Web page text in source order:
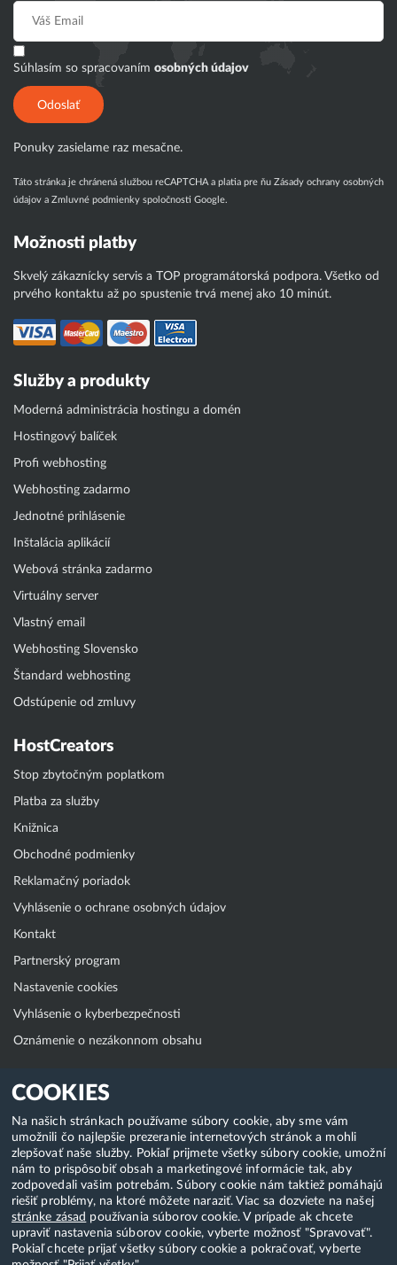
COOKIES
Na našich stránkach používame súbory cookie, aby sme vám
umožnili čo najlepšie prezeranie internetových stránok a mohli
zlepšovať naše služby. Pokiaľ prijmete všetky súbory cookie, umožní
nám to prispôsobiť obsah a marketingové informácie tak, aby
zodpovedali vašim potrebám. Súbory cookie nám taktiež pomáhajú
riešiť problémy, na ktoré môžete naraziť. Viac sa dozviete na našej
stránke zásad používania súborov cookie. V prípade ak chcete
upraviť nastavenia súborov cookie, vyberte možnosť "Spravovať".
Pokiaľ chcete prijať všetky súbory cookie a pokračovať, vyberte
Súhlasím so spracovaním osobných údajov
Odoslať
Ponuky zasielame raz mesačne.
Táto stránka je chránená službou reCAPTCHA a platia pre ňu Zásady ochrany osobných
údajov a Zmluvné podmienky spoločnosti Google.
Možnosti platby
Skvelý zákaznícky servis a TOP programátorská podpora. Všetko od
prvého kontaktu až po spustenie trvá menej ako 10 minút.
Služby a produkty
Moderná administrácia hostingu a domén
Hostingový balíček
Profi webhosting
Webhosting zadarmo
Jednotné prihlásenie
Inštalácia aplikácií
Webová stránka zadarmo
Virtuálny server
Vlastný email
Webhosting Slovensko
Štandard webhosting
Odstúpenie od zmluvy
HostCreators
Stop zbytočným poplatkom
Platba za služby
Knižnica
Obchodné podmienky
Reklamačný poriadok
Vyhlásenie o ochrane osobných údajov
Kontakt
Partnerský program
Nastavenie cookies
Vyhlásenie o kyberbezpečnosti
Oznámenie o nezákonnom obsahu
Klientská zóna
WebAdmin
WebMail
Zmena hesla (E-mail, FTP, SSH)
Webhosting
Domény